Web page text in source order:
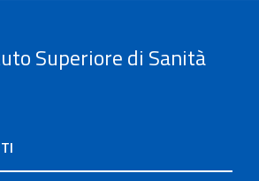
Superiore di Sanità